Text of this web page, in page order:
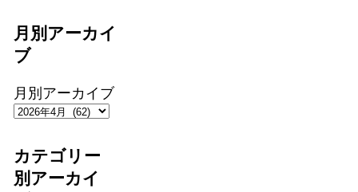
月別アーカイ
ブ
月別アーカイブ
カテゴリー
別アーカイ